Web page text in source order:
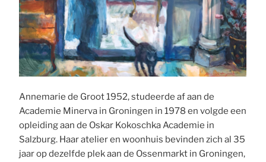
Annemarie de Groot 1952, studeerde af aan de
Academie Minerva in Groningen in 1978 en volgde een
opleiding aan de Oskar Kokoschka Academie in
Salzburg. Haar atelier en woonhuis bevinden zich al 35
jaar op dezelfde plek aan de Ossenmarkt in Groningen,